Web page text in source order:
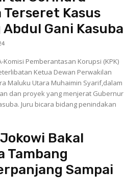
Kasus
Gani Kasuba
Komisi Pemberantasan Korupsi (KPK)
Ketua Dewan Perwakilan
Maluku Utara Muhaimin Syarif,dalam
dan proyek yang menjerat Gubernur
Bakal
Tambang
Sampai